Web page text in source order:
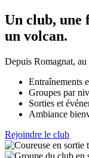
Un club, une
un volcan.
Depuis Romagnat,
Entraînements
Groupes par
Sorties et
Ambiance
Rejoindre le club